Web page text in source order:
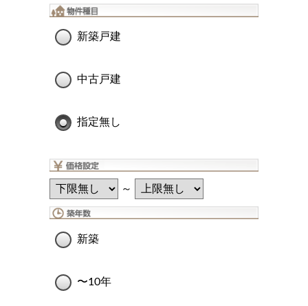
新築戸建
中古戸建
指定無し
～
新築
〜10年